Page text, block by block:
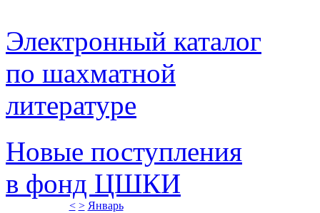
Электронный каталог
по шахматной
литературе
Новые поступления
в фонд ЦШКИ
< > Январь